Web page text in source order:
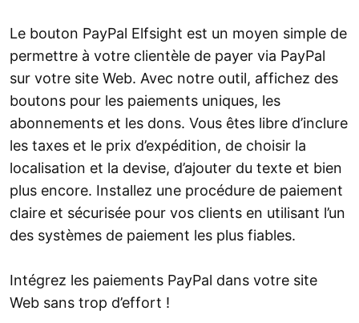
Le bouton PayPal Elfsight est un moyen simple de
permettre à votre clientèle de payer via PayPal
sur votre site Web. Avec notre outil, affichez des
boutons pour les paiements uniques, les
abonnements et les dons. Vous êtes libre d’inclure
les taxes et le prix d’expédition, de choisir la
localisation et la devise, d’ajouter du texte et bien
plus encore. Installez une procédure de paiement
claire et sécurisée pour vos clients en utilisant l’un
des systèmes de paiement les plus fiables.
Intégrez les paiements PayPal dans votre site
Web sans trop d’effort !